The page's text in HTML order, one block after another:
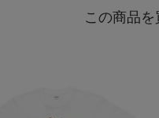
この商品